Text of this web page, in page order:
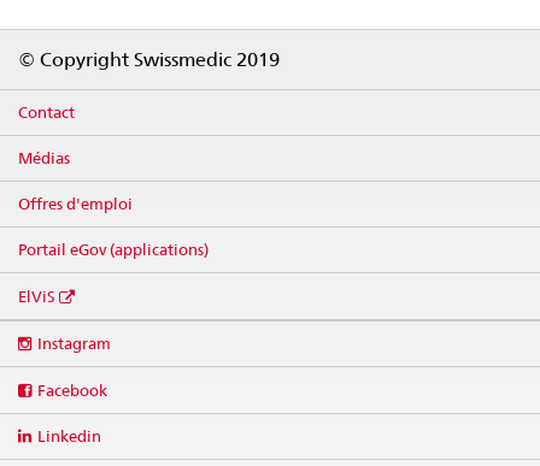
© Copyright Swissmedic 2019
Contact
Médias
Offres d'emploi
Portail eGov (applications)
ElViS
media
Instagram
Facebook
Linkedin